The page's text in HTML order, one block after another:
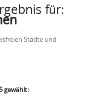
für:
Städte und
gewählt: